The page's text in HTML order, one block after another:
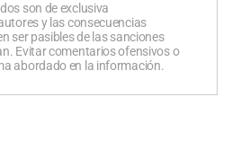
son de exclusiva
y las consecuencias
ser pasibles de las sanciones
Evitar comentarios ofensivos o
abordado en la información.